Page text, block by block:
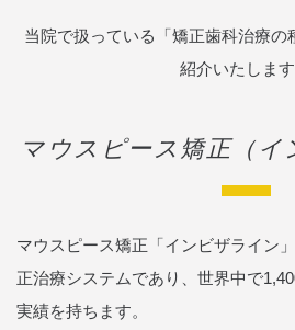
当院で扱っている「矯正歯科治療の
紹介いたします
マウスピース矯正（イ
マウスピース矯正「インビザライン
正治療システムであり、世界中で
実績を持ちます。